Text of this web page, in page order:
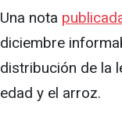
Una nota
diciembre
distribución de la
edad y el arroz.